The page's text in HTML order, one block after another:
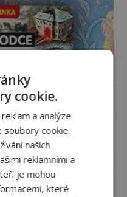
cookie.
a analýze
soubory cookie.
našich
reklamními a
je mohou
které